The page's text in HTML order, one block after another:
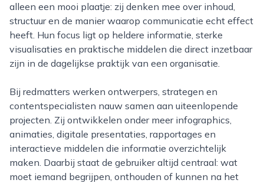
alleen een mooi plaatje: zij denken mee over inhoud,
structuur en de manier waarop communicatie echt effect
heeft. Hun focus ligt op heldere informatie, sterke
visualisaties en praktische middelen die direct inzetbaar
zijn in de dagelijkse praktijk van een organisatie.
Bij redmatters werken ontwerpers, strategen en
contentspecialisten nauw samen aan uiteenlopende
projecten. Zij ontwikkelen onder meer infographics,
animaties, digitale presentaties, rapportages en
interactieve middelen die informatie overzichtelijk
maken. Daarbij staat de gebruiker altijd centraal: wat
moet iemand begrijpen, onthouden of kunnen na het